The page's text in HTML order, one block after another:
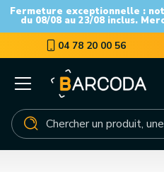
Fermeture exceptionnelle :
du 08/08 au 23/08 inclus.
04 78 20 00 56